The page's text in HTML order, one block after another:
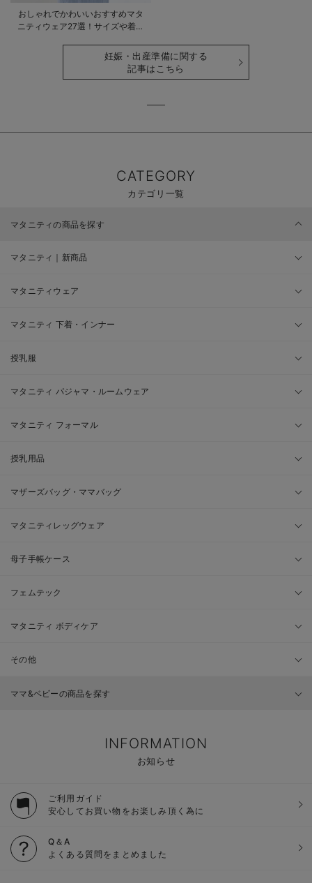
おしゃれでかわいいおすすめマタ
ニティウェア27選！サイズや着る
妊娠・出産準備に関する
記事はこちら
CATEGORY
カテゴリ一覧
マタニティの商品を探す
マタニティ｜新商品
マタニティウェア
マタニティ 下着・インナー
授乳服
マタニティ パジャマ・ルームウェア
マタニティ フォーマル
授乳用品
マザーズバッグ・ママバッグ
マタニティレッグウェア
母子手帳ケース
フェムテック
マタニティ ボディケア
その他
ママ&ベビーの商品を探す
INFORMATION
お知らせ
ご利用ガイド
安心してお買い物をお楽しみ頂く為に
Q＆A
よくある質問をまとめました